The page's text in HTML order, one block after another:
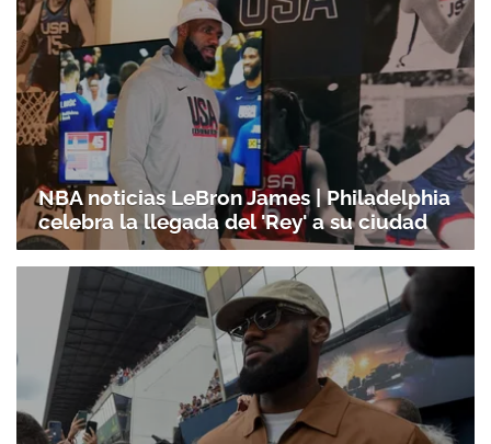
NBA noticias LeBron James | Philadelphia
celebra la llegada del 'Rey' a su ciudad